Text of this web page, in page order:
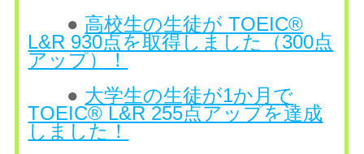
● 高校生の生徒が TOEIC®
L&R 930点を取得しました（300点
アップ）！
● 大学生の生徒が1か月で
TOEIC® L&R 255点アップを達成
しました！